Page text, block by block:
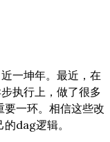
一坤年。最近，在
执行上，做了很多
一环。相信这些改
dag逻辑。